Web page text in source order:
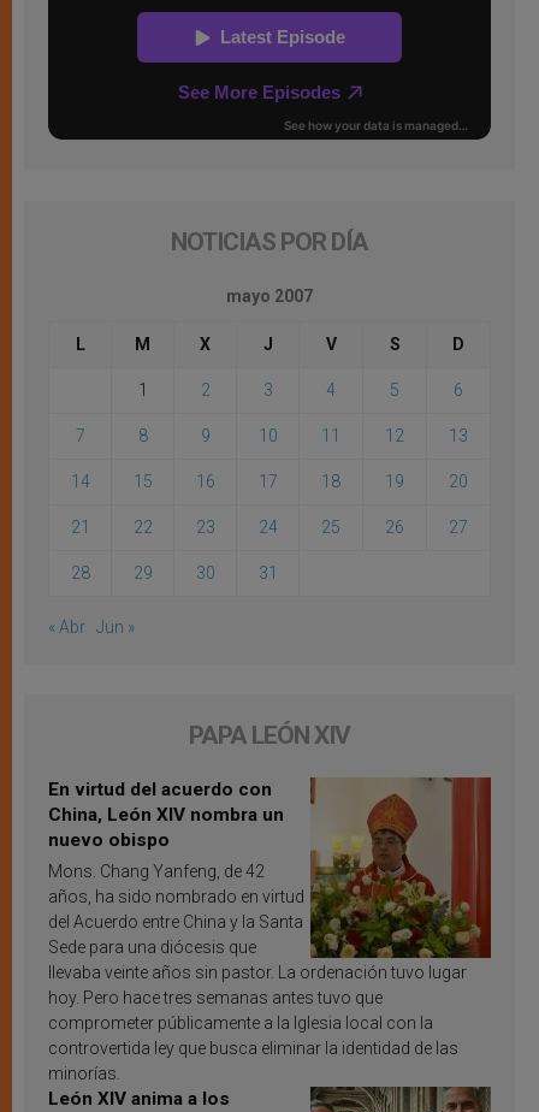
NOTICIAS POR DÍA
mayo 2007
L M X J V S D
1 2 3 4 5 6
7 8 9 10 11 12 13
14 15 16 17 18 19 20
21 22 23 24 25 26 27
28 29 30 31
« Abr Jun »
PAPA LEÓN XIV
En virtud del acuerdo con
China, León XIV nombra un
nuevo obispo
Mons. Chang Yanfeng, de 42
años, ha sido nombrado en virtud
del Acuerdo entre China y la Santa
Sede para una diócesis que
llevaba veinte años sin pastor. La ordenación tuvo lugar
hoy. Pero hace tres semanas antes tuvo que
comprometer públicamente a la Iglesia local con la
controvertida ley que busca eliminar la identidad de las
minorías.
León XIV anima a los